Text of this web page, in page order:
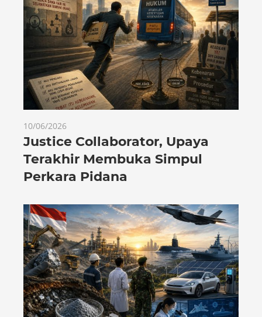
10/06/2026
Justice Collaborator, Upaya
Terakhir Membuka Simpul
Perkara Pidana